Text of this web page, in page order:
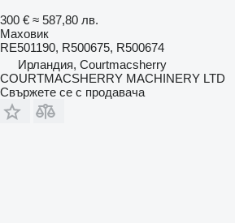
300 € ≈ 587,80 лв.
Маховик
RE501190, R500675, R500674
Ирландия, Courtmacsherry
COURTMACSHERRY MACHINERY LTD
Свържете се с продавача